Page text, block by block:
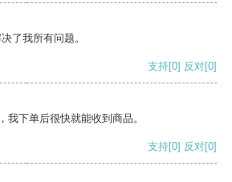
了我所有问题。
支持[0] 反对[0]
我下单后很快就能收到商品。
支持[0] 反对[0]